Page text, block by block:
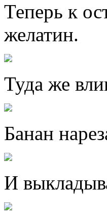
Теперь к
желатин.
Туда же
Банан
И